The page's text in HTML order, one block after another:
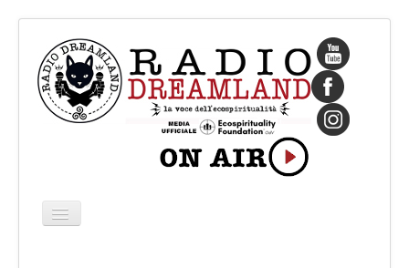
Cambia
navigazione